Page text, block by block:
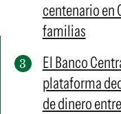
centenario en
familias
El Banco
plataforma
de dinero